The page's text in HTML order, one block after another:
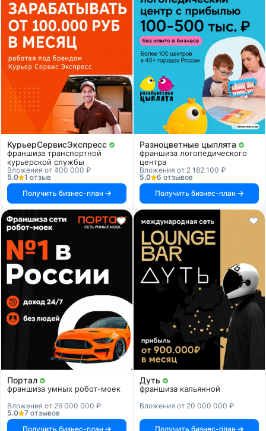
КурьерСервисЭкспресс
франшиза транспортной
курьерской службы
Вложения от 400 000 ₽
5.0
1 отзыв
Получить бизнес-план
Разноцветные цыплята
франшиза логопедического
центра
Вложения от 2 182 100 ₽
5.0
6 отзывов
Получить бизнес-план
Портал
франшиза умных робот-моек
Вложения от 26 000 000 ₽
5.0
7 отзывов
Получить бизнес-план
Дуть
франшиза кальянной
Вложения от 20 000 000 ₽
Получить бизнес-план